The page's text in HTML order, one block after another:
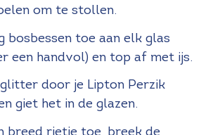
om te stollen.
bosbessen toe aan elk glas
een handvol) en top af met ijs.
door je Lipton Perzik
giet het in de glazen.